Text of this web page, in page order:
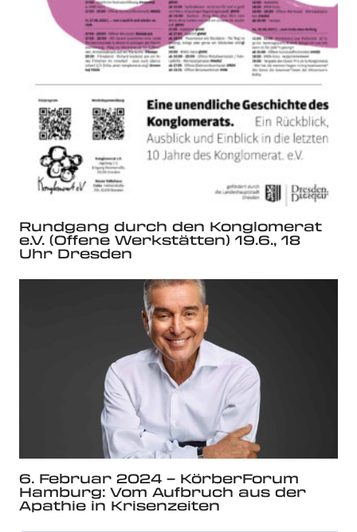
Rundgang durch den Konglomerat
e.V. (Offene Werkstätten) 19.6., 18
Uhr Dresden
6. Februar 2024 – KörberForum
Hamburg: Vom Aufbruch aus der
Apathie in Krisenzeiten